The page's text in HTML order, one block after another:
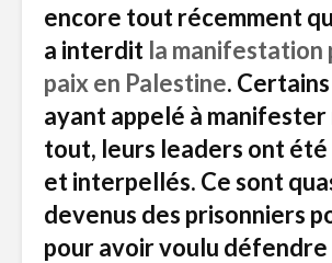
encore tout récemment
a interdit la manifestation
paix en Palestine.
ayant appelé à
tout, leurs leaders ont
et interpellés. Ce sont
devenus des prisonniers
pour avoir voulu